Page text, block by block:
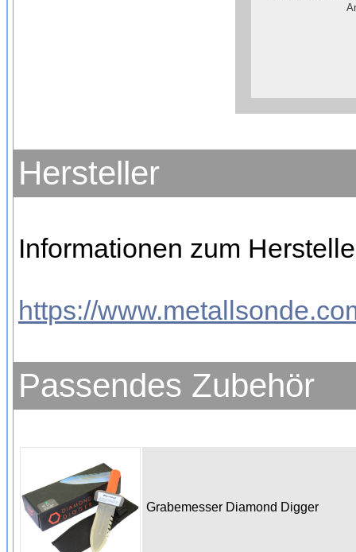
Hersteller
Informationen zum
https://
Passendes Zubehör
Grabemesser Diamond Digger